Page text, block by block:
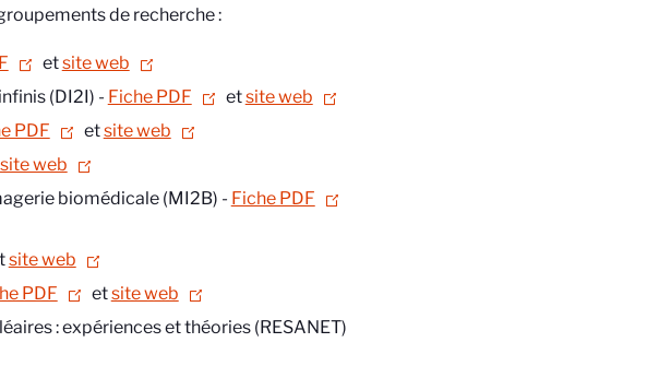
de recherche :
etsite web
(DI2I) - Fiche PDF etsite web
PDF etsite web
site web
biomédicale (MI2B) - Fiche PDF
site web
PDF etsite web
: expériences et théories (RESANET)